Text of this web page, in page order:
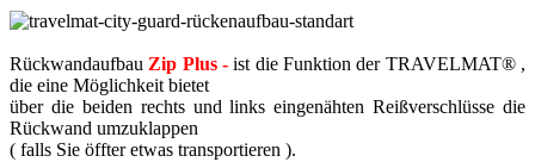
Rückwandaufbau Zip Plus - ist die Funktion der TRAVELMAT® ,
die eine Möglichkeit bietet
über die beiden rechts und links eingenähten Reißverschlüsse die
Rückwand umzuklappen
( falls Sie öffter etwas transportieren ).